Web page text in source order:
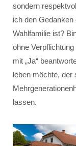
sondern
ich den
Wahlfamilie ist?
ohne
mit „Ja“
leben möchte, der
lassen.